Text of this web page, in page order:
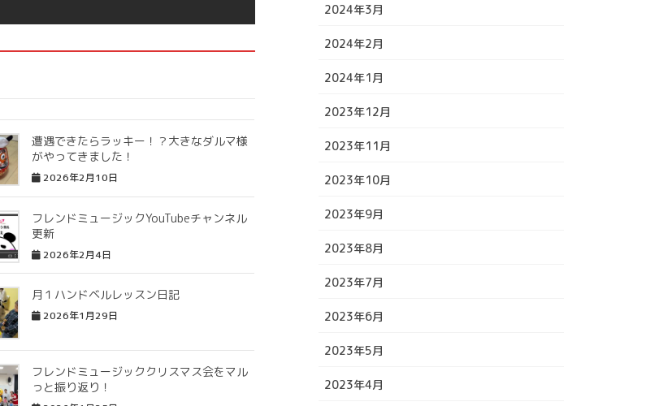
遭遇できたらラッキー！？大きなダルマ様
がやってきました！
2026年2月10日
フレンドミュージックYouTubeチャンネル
更新
2026年2月4日
月１ハンドベルレッスン日記
2026年1月29日
フレンドミュージッククリスマス会をマル
っと振り返り！
2024年3月
2024年2月
2024年1月
2023年12月
2023年11月
2023年10月
2023年9月
2023年8月
2023年7月
2023年6月
2023年5月
2023年4月